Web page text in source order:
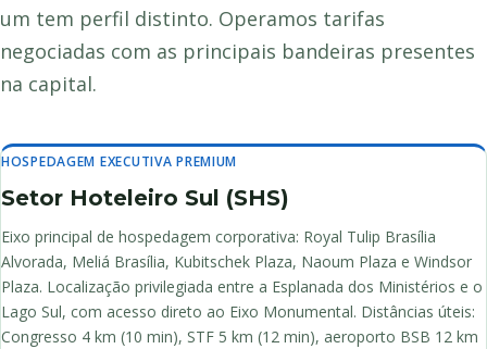
um tem perfil distinto. Operamos tarifas
negociadas com as principais bandeiras presentes
na capital.
HOSPEDAGEM EXECUTIVA PREMIUM
Setor Hoteleiro Sul (SHS)
Eixo principal de hospedagem corporativa: Royal Tulip Brasília
Alvorada, Meliá Brasília, Kubitschek Plaza, Naoum Plaza e Windsor
Plaza. Localização privilegiada entre a Esplanada dos Ministérios e o
Lago Sul, com acesso direto ao Eixo Monumental. Distâncias úteis:
Congresso 4 km (10 min), STF 5 km (12 min), aeroporto BSB 12 km